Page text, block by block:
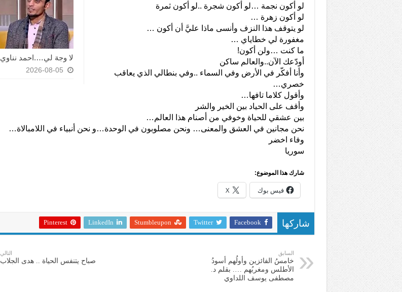
لا وجهَ لي….احمد نناوي
2026-08-05
لو أكون نجمة …لو أكون شجرة ..لو أكون ثمرة
لو أكون زهرة …
لو يتوقف هذا النزف وأنسى ماذا عليَّ أن أكون …
مغفورة لي خطاياي …
ما كنت …ولن أكون!
أودّعك الآن..والعالم ساكن
وأنا أفكّر في الأرض وفي السماء ..وفي بنطالي الذي يعاقب
خصري…
وأقول كلاما تافها…
وأقف على الحياد بين الخير والشر
بين عشقي للحياة وخوفي من أصنام هذا العالم…
نحن مجانين في العشق والمعنى… ونحن مصلوبون في الوحدة…و نحن أنبياء في اللامبالاة…
وفاء اخضر
سوريا
شارك هذا الموضوع:
فيس بوك X
شاركها Facebook
Twitter
Stumbleupon
LinkedIn
Pinterest
السابق
خامسُ الفائزين وأولُهم أسودُ
الأطلس ومغربُهم …. بقلم د.
مصطفى يوسف اللداوي
التالي
صباح يتنفس الحياة .. هدى الجلاب